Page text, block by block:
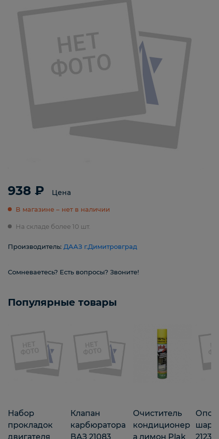
938 ₽ Цена
В магазине – нет в наличии
На складе более 10 шт.
Производитель: ДААЗ г.Димитровград
Сомневаетесь? Есть вопросы? Звоните!
Популярные товары
Набор
прокладок
двигателя
Клапан
карбюратора
ВАЗ 21083
Очиститель
кондиционер
а лимон Plak
2123